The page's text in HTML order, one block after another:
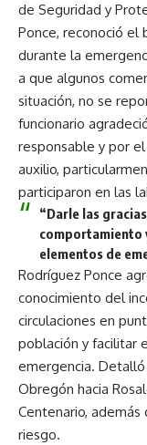
de Seguridad y
Ponce, reconoció el
durante la
a que algunos
situación, no se
funcionario
responsable y por
auxilio,
participaron en las
“Darle las
comportamiento
elementos de
Rodríguez Ponce
conocimiento del
circulaciones en
población y facilitar
emergencia.
Obregón hacia
Centenario,
riesgo.